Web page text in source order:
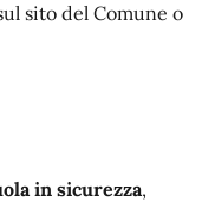
sito del Comune o
in sicurezza,